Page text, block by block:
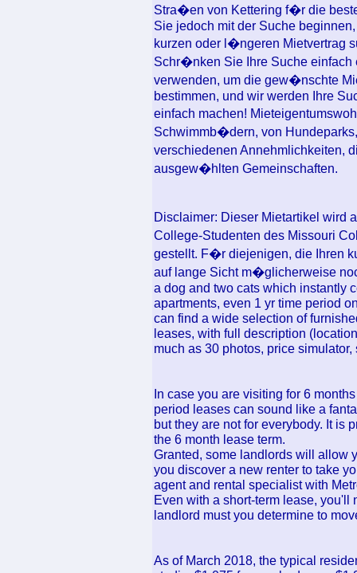
Stra�en von Kettering f�r die
Sie jedoch mit der Suche
kurzen oder l�ngeren Mietvertrag
Schr�nken Sie Ihre Suche einfach
verwenden, um die gew�nschte
bestimmen, und wir werden Ihre
einfach machen!
Schwimmb�dern, von
verschiedenen Annehmlichkeiten,
ausgew�hlten Gemeinschaften.
Disclaimer: Dieser Mietartikel wird
College-Studenten des Missouri
gestellt. F�r diejenigen, die Ihren
auf lange Sicht m�glicherweise
a dog and two cats which instantly
apartments, even 1 yr time period
can find a wide selection of
leases, with full description
much as 30 photos, price
In case you are visiting for 6
period leases can sound like a
but they are not for everybody. It is
the 6 month lease term.
Granted, some landlords will allow
you discover a new renter to take
agent and rental specialist with
Even with a short-term lease,
landlord must you determine to
As of March 2018, the typical